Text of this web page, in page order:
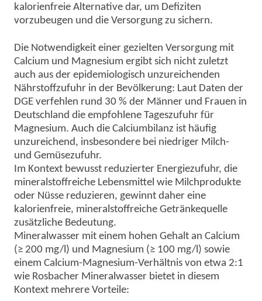
kalorienfreie Alternative dar, um Defiziten
vorzubeugen und die Versorgung zu sichern.
Die Notwendigkeit einer gezielten Versorgung mit
Calcium und Magnesium ergibt sich nicht zuletzt
auch aus der epidemiologisch unzureichenden
Nährstoffzufuhr in der Bevölkerung: Laut Daten der
DGE verfehlen rund 30 % der Männer und Frauen in
Deutschland die empfohlene Tageszufuhr für
Magnesium. Auch die Calciumbilanz ist häufig
unzureichend, insbesondere bei niedriger Milch-
und Gemüsezufuhr.
Im Kontext bewusst reduzierter Energiezufuhr, die
mineralstoffreiche Lebensmittel wie Milchprodukte
oder Nüsse reduzieren, gewinnt daher eine
kalorienfreie, mineralstoffreiche Getränkequelle
zusätzliche Bedeutung.
Mineralwasser mit einem hohen Gehalt an Calcium
(≥ 200 mg/l) und Magnesium (≥ 100 mg/l) sowie
einem Calcium-Magnesium-Verhältnis von etwa 2:1
wie Rosbacher Mineralwasser bietet in diesem
Kontext mehrere Vorteile: